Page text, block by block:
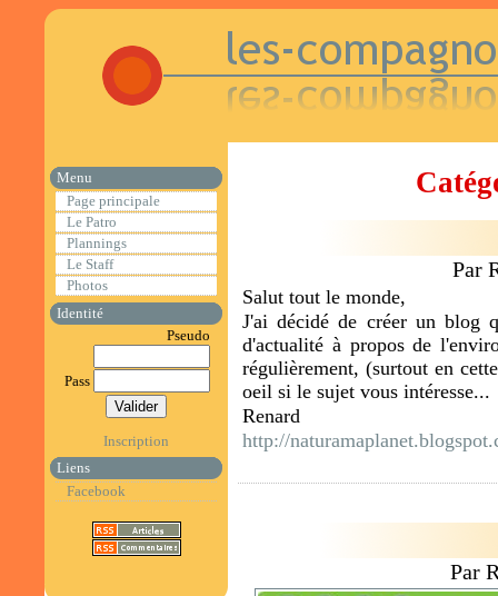
Menu
Page principale
Le Patro
Plannings
Le Staff
Photos
Identité
Pseudo
Pass
Inscription
Liens
Facebook
Par
Salut tout le monde,
J'ai décidé de créer un blog
d'actualité à propos de
régulièrement, (surtout en
oeil si le sujet vous
Renard
http://
Par